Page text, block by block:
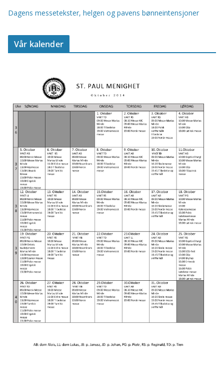
Dagens messetekster, helgen og pavens bønneintensjoner
Vår kalender